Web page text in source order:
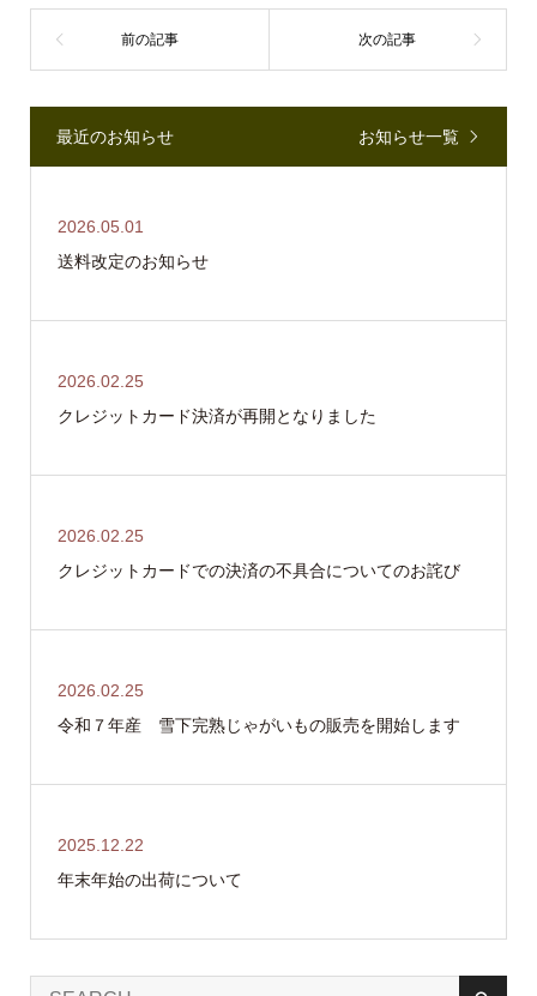
最近のお知らせ お知らせ一覧
2026.05.01
送料改定のお知らせ
2026.02.25
クレジットカード決済が再開となりました
2026.02.25
クレジットカードでの決済の不具合についてのお詫び
2026.02.25
令和７年産 雪下完熟じゃがいもの販売を開始します
2025.12.22
年末年始の出荷について